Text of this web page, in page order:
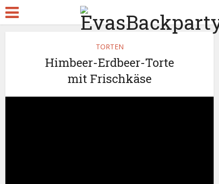
TORTEN
Himbeer-Erdbeer-Torte
mit Frischkäse